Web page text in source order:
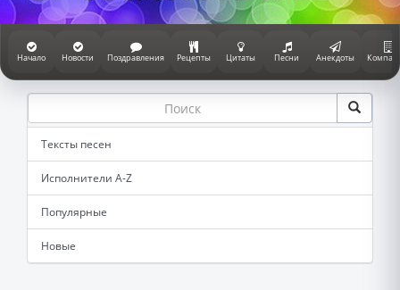
Начало Новости Поздравления Рецепты Цитаты Песни Анекдоты
Тексты песен
Исполнители A-Z
Популярные
Новые